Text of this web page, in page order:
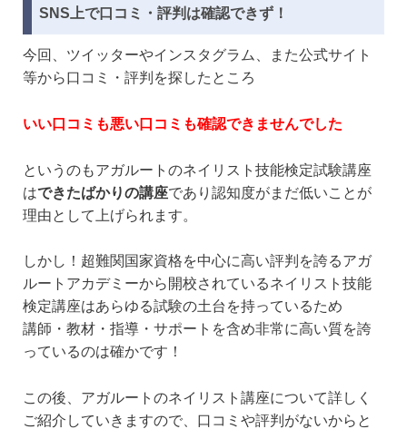
SNS上で口コミ・評判は確認できず！
今回、ツイッターやインスタグラム、また公式サイト
等から口コミ・評判を探したところ
いい口コミも悪い口コミも確認できませんでした
というのもアガルートのネイリスト技能検定試験講座
はできたばかりの講座であり認知度がまだ低いことが
理由として上げられます。
しかし！超難関国家資格を中心に高い評判を誇るアガ
ルートアカデミーから開校されているネイリスト技能
検定講座はあらゆる試験の土台を持っているため
講師・教材・指導・サポートを含め非常に高い質を誇
っているのは確かです！
この後、アガルートのネイリスト講座について詳しく
ご紹介していきますので、口コミや評判がないからと